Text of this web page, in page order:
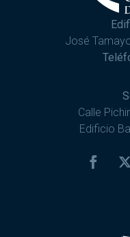
José
Calle
Edificio